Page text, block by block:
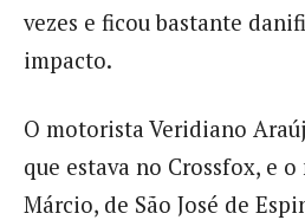
vezes e ficou bastante
impacto.
O motorista Veridiano
que estava no Crossfox, e
Márcio, de São José de